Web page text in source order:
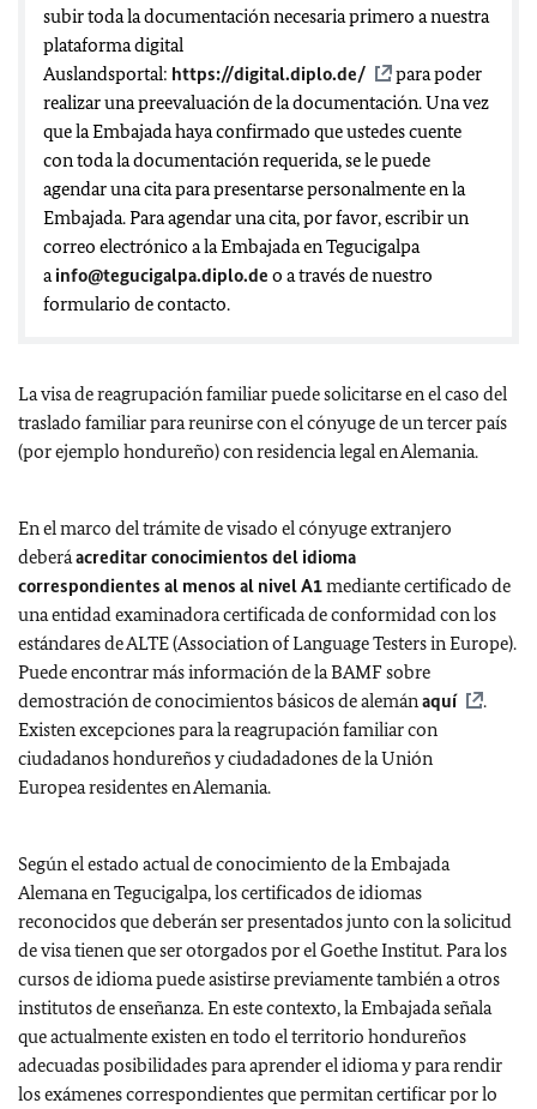
subir toda la documentación necesaria primero a nuestra
plataforma digital
Auslandsportal: https://digital.diplo.de/
para poder
realizar una preevaluación de la documentación. Una vez
que la Embajada haya confirmado que ustedes cuente
con toda la documentación requerida, se le puede
agendar una cita para presentarse personalmente en la
Embajada.Para agendar una cita, por favor, escribir un
correo electrónico a la Embajada en Tegucigalpa
a info@tegucigalpa.diplo.de o a través de nuestro
formulario de contacto.
La visa de reagrupación familiar puede solicitarse en el caso del
traslado familiar para reunirse con el cónyuge de un tercer país
(por ejemplo hondureño) con residencia legal en Alemania.
En el marco del trámite de visado el cónyuge extranjero
deberáacreditarconocimientos del idioma
correspondientes al menos al nivel A1mediante certificado de
una entidad examinadora certificada de conformidad con los
estándares de ALTE (Association of Language Testers in Europe).
Puede encontrar más información de la BAMF sobre
demostración de conocimientos básicos de alemán aquí
.
Existen excepciones para la reagrupación familiar con
ciudadanos hondureños y ciudadadones de la Unión
Europea residentes en Alemania.
Según el estado actual de conocimiento de la Embajada
Alemana en Tegucigalpa, los certificados de idiomas
reconocidos que deberán ser presentados junto con la solicitud
de visa tienen que ser otorgados por el Goethe Institut. Para los
cursos de idioma puede asistirse previamente también a otros
institutos de enseñanza. En este contexto, la Embajada señala
que actualmente existen en todo el territorio hondureños
adecuadas posibilidades para aprender el idioma y para rendir
los exámenes correspondientes que permitan certificar por lo